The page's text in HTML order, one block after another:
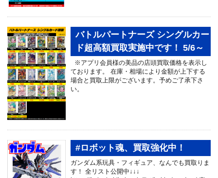
バトルパートナーズ シングルカー
ド超高額買取実施中です！ 5/6～
※アプリ会員様の美品の店頭買取価格を表示し
ております。 在庫・相場により金額が上下する
場合と買取上限がございます。予めご了承下さ
い。
#ロボット魂、買取強化中！
ガンダム系玩具・フィギュア、なんでも買取りま
す！ 全リスト公開中↓↓↓